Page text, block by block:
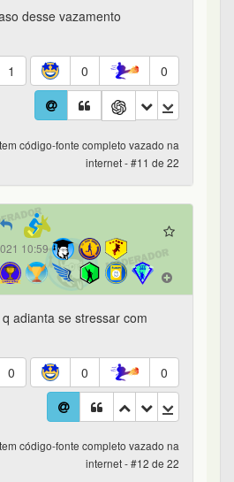
desse vazamento
1 0 0
código-fonte completo vazado na
internet - #11 de 22
10:59
adianta se stressar com
0 0 0
código-fonte completo vazado na
internet - #12 de 22